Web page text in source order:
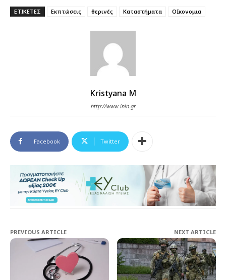
ΕΤΙΚΕΤΕΣ Εκπτώσεις θερινές Καταστήματα ΟΙκονομια
Kristyana M
http://www.inin.gr
Facebook Twitter
PREVIOUS ARTICLE NEXT ARTICLE